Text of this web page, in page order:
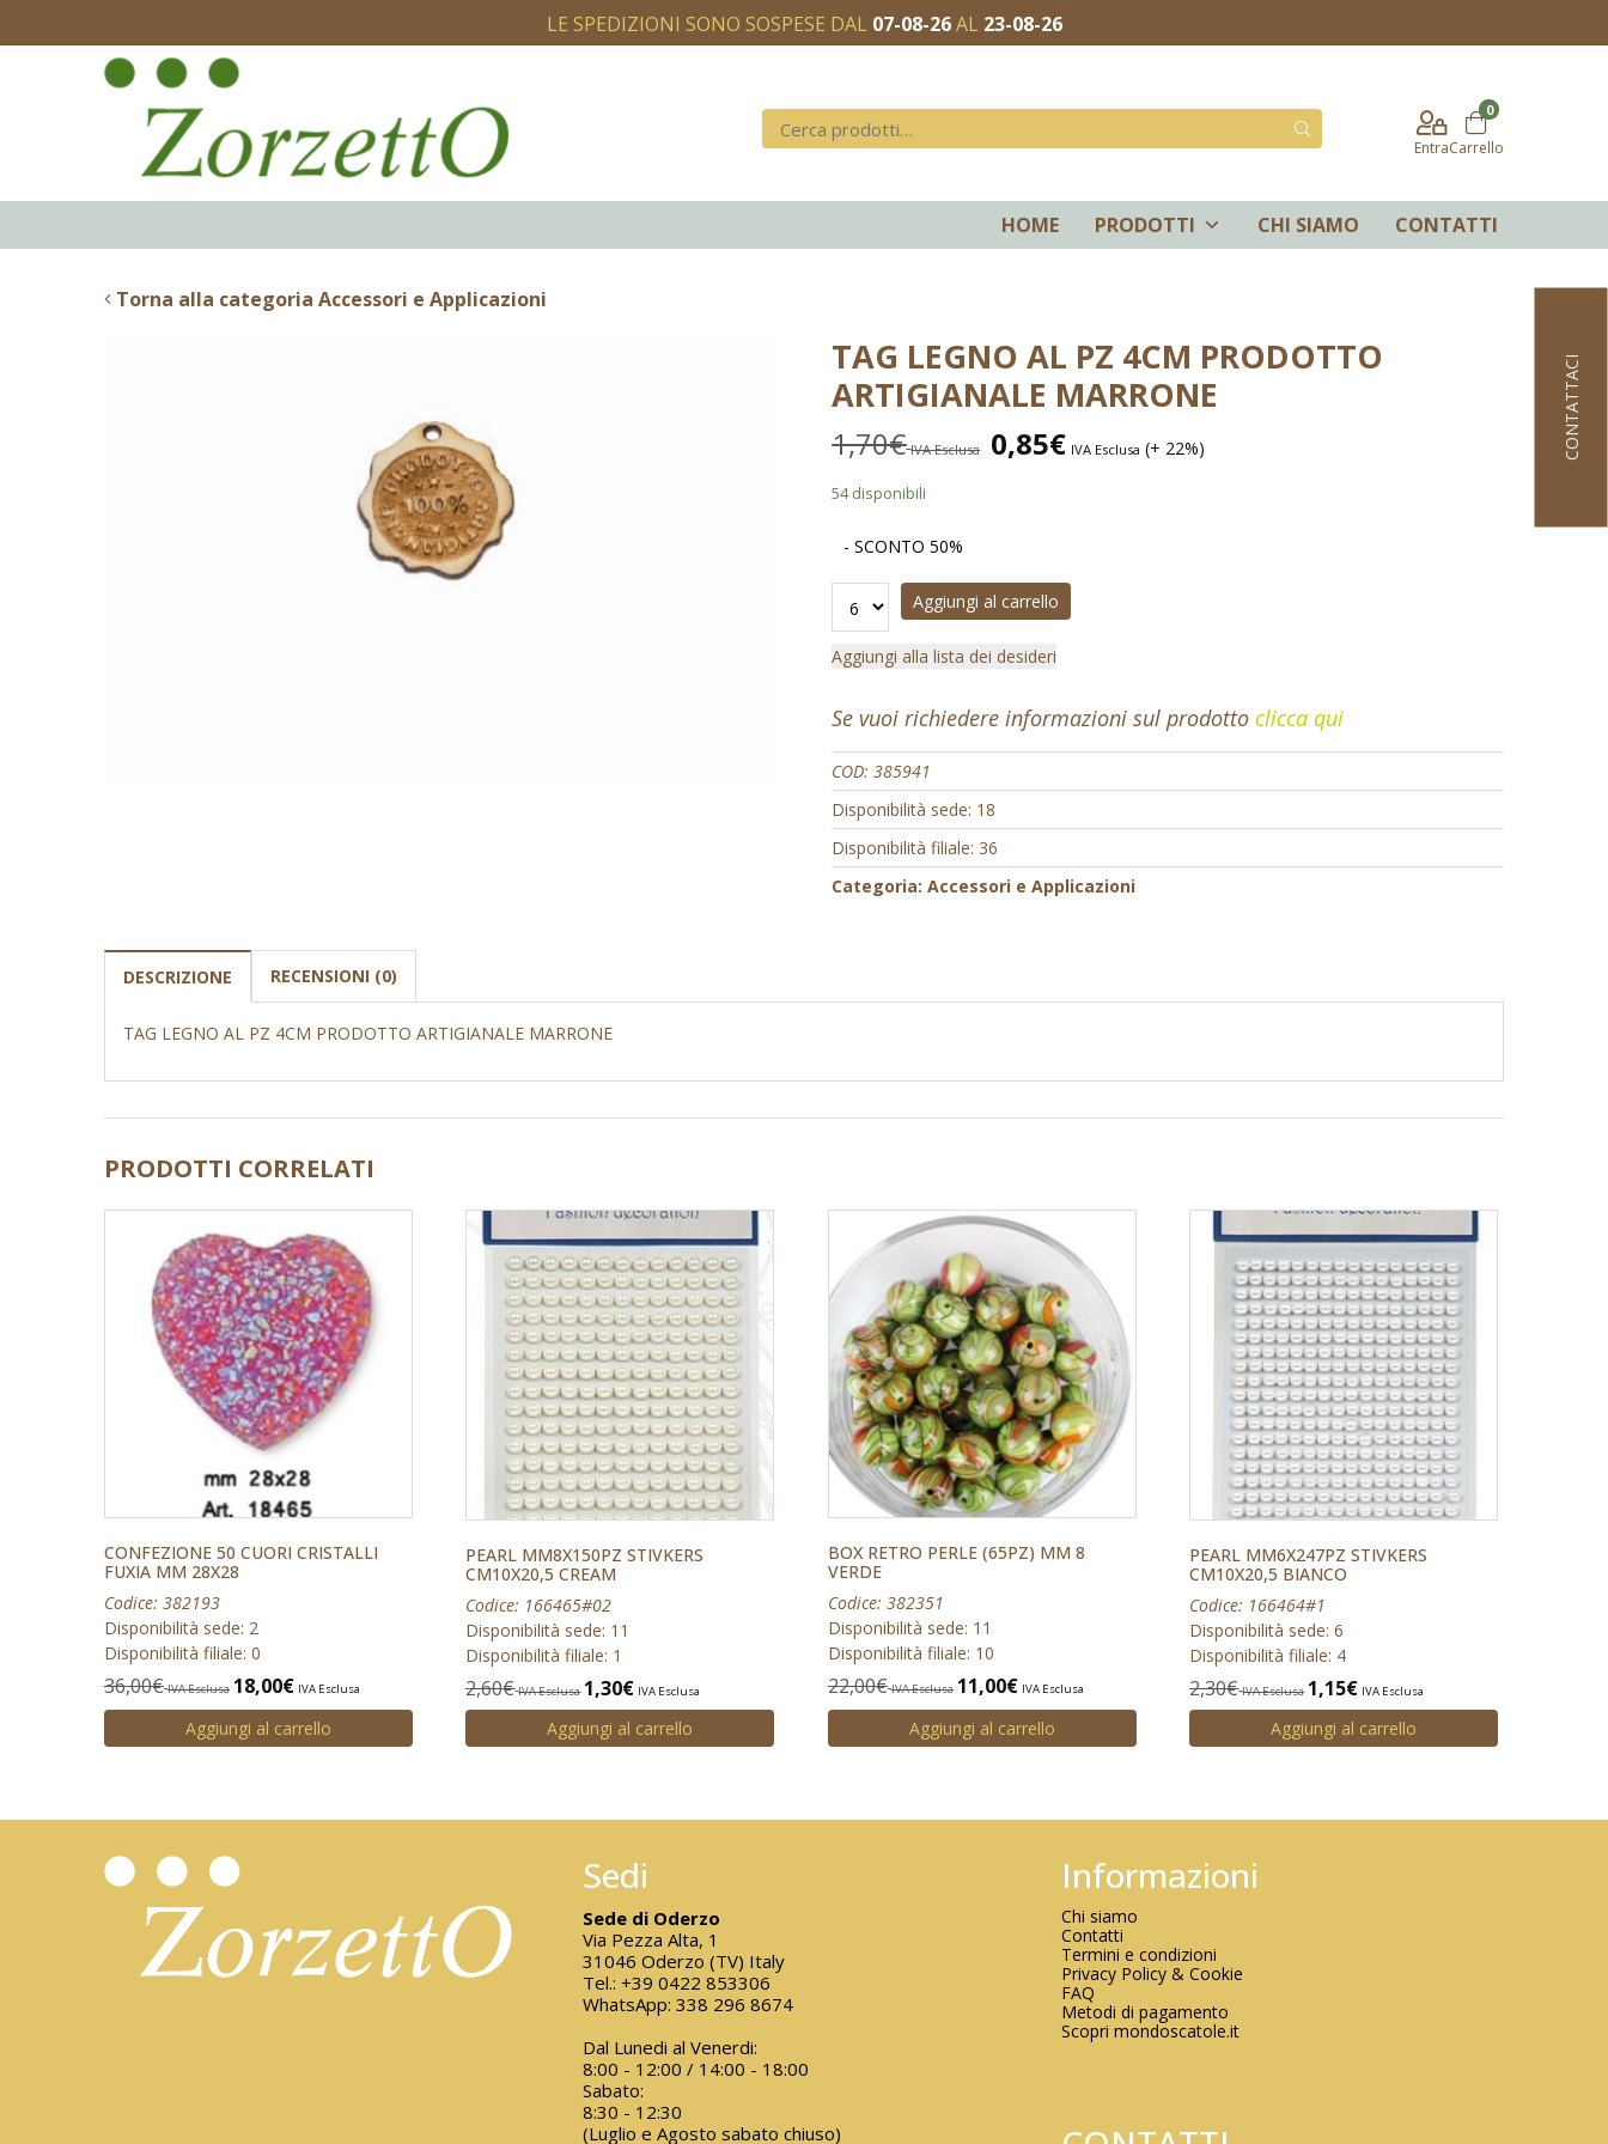
LE SPEDIZIONI SONO SOSPESE DAL 07-08-26AL 23-08-26
Entra
0
Carrello
HOME PRODOTTI CHI SIAMO CONTATTI
Torna alla categoria Accessori e Applicazioni
TAG LEGNO AL PZ 4CM PRODOTTO
ARTIGIANALE MARRONE
1,70€ IVA Esclusa 0,85€ IVA Esclusa (+ 22%)
54 disponibili
- SCONTO 50%
Aggiungi al carrello
Aggiungi alla lista dei desideri
Se vuoi richiedere informazioni sul prodottoclicca qui
COD:385941
Disponibilità sede: 18
Disponibilità filiale: 36
Categoria:Accessori e Applicazioni
DESCRIZIONE RECENSIONI (0)
TAG LEGNO AL PZ 4CM PRODOTTO ARTIGIANALE MARRONE
PRODOTTI CORRELATI
CONFEZIONE 50 CUORI CRISTALLI
FUXIA MM 28X28
Codice: 382193
Disponibilità sede: 2
Disponibilità filiale: 0
36,00€ IVA Esclusa 18,00€ IVA Esclusa
Aggiungi al carrello
PEARL MM8X150PZ STIVKERS
CM10X20,5 CREAM
Codice: 166465#02
Disponibilità sede: 11
Disponibilità filiale: 1
2,60€ IVA Esclusa 1,30€ IVA Esclusa
Aggiungi al carrello
BOX RETRO PERLE (65PZ) MM 8
VERDE
Codice: 382351
Disponibilità sede: 11
Disponibilità filiale: 10
22,00€ IVA Esclusa 11,00€ IVA Esclusa
Aggiungi al carrello
PEARL MM6X247PZ STIVKERS
CM10X20,5 BIANCO
Codice: 166464#1
Disponibilità sede: 6
Disponibilità filiale: 4
2,30€ IVA Esclusa 1,15€ IVA Esclusa
Aggiungi al carrello
CONTATTACI
Sedi
Sede di Oderzo
Via Pezza Alta, 1
31046 Oderzo (TV) Italy
Tel.: +39 0422 853306
WhatsApp: 338 296 8674
Dal Lunedi al Venerdi:
8:00 - 12:00 / 14:00 - 18:00
Sabato:
8:30 - 12:30
(Luglio e Agosto sabato chiuso)
Informazioni
Chi siamo
Contatti
Termini e condizioni
Privacy Policy & Cookie
FAQ
Metodi di pagamento
Scopri mondoscatole.it